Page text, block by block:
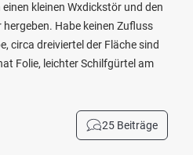
einen kleinen Wxdickstör und den
Habe keinen Zufluss
circa dreiviertel der Fläche sind
Folie, leichter Schilfgürtel am
25 Beiträge